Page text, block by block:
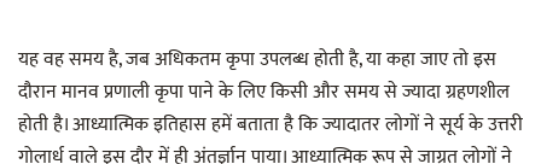
यह वह समय है, जब अधिकतम कृपा उपलब्ध होती है, या कहा जाए तो इस
दौरान मानव प्रणाली कृपा पाने के लिए किसी और समय से ज्यादा ग्रहणशील
होती है। आध्यात्मिक इतिहास हमें बताता है कि ज्यादातर लोगों ने सूर्य के उत्तरी
गोलार्ध वाले इस दौर में ही अंतर्ज्ञान पाया। आध्यात्मिक रूप से जाग्रत लोगों ने